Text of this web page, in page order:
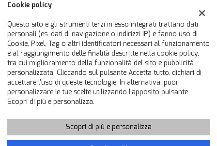
Indicazioni stradali
Dati fiscali:
Francauto Srl
Via Statale, 31, Calcinato (BS)
C.F/P.IVA:02866600980
Registro delle imprese:BS
Copyright © 2026 GestionaleAuto.com S.r.l., Tutti i diritti riservati
-Leggi l'informativa sulla privacy-Cookie Policy
Cookie policy
Questo sito e gli strumenti terzi in esso integrati trattano dati
personali (es. dati di navigazione o indirizzi IP) e fanno uso di
Cookie, Pixel, Tag o altri identificatori necessari al funzionamento
e al raggiungimento delle finalità descritte nella cookie policy,
tra cui miglioramento della funzionalità del sito e pubblicità
personalizzata. Cliccando sul pulsante Accetta tutto, dichiari di
accettare l'uso di queste tecnologie. In alternativa, puoi
personalizzare le tue scelte utilizzando l'apposito pulsante.
Scopri di più e personalizza.
Scopri di più e personalizza